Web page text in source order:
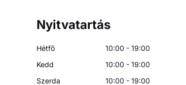
Nyitvatartás
Hétfő
10:00 - 19:00
Kedd
10:00 - 19:00
Szerda
10:00 - 19:00